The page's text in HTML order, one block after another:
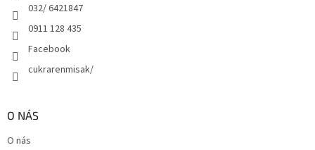
032/ 6421847
0911 128 435
Facebook
cukrarenmisak/
O NÁS
O nás